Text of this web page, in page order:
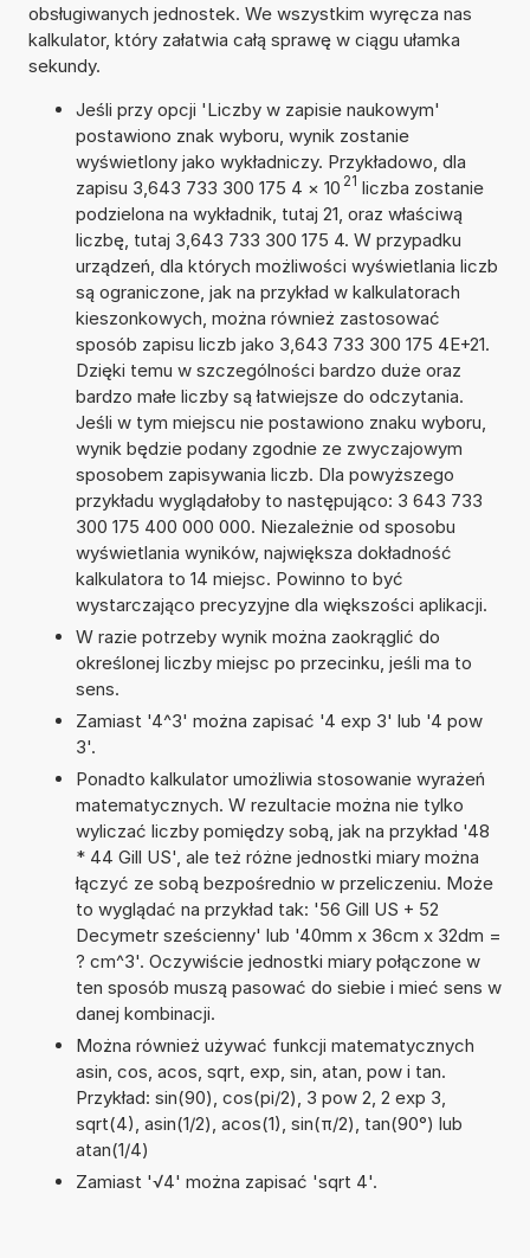
obsługiwanych jednostek. We wszystkim wyręcza nas
kalkulator, który załatwia całą sprawę w ciągu ułamka
sekundy.
Jeśli przy opcji 'Liczby w zapisie naukowym'
postawiono znak wyboru, wynik zostanie
wyświetlony jako wykładniczy. Przykładowo, dla
zapisu 3,643 733 300 175 4 × 10 21 liczba zostanie
podzielona na wykładnik, tutaj 21, oraz właściwą
liczbę, tutaj 3,643 733 300 175 4. W przypadku
urządzeń, dla których możliwości wyświetlania liczb
są ograniczone, jak na przykład w kalkulatorach
kieszonkowych, można również zastosować
sposób zapisu liczb jako 3,643 733 300 175 4E+21.
Dzięki temu w szczególności bardzo duże oraz
bardzo małe liczby są łatwiejsze do odczytania.
Jeśli w tym miejscu nie postawiono znaku wyboru,
wynik będzie podany zgodnie ze zwyczajowym
sposobem zapisywania liczb. Dla powyższego
przykładu wyglądałoby to następująco: 3 643 733
300 175 400 000 000. Niezależnie od sposobu
wyświetlania wyników, największa dokładność
kalkulatora to 14 miejsc. Powinno to być
wystarczająco precyzyjne dla większości aplikacji.
W razie potrzeby wynik można zaokrąglić do
określonej liczby miejsc po przecinku, jeśli ma to
sens.
Zamiast '4^3' można zapisać '4 exp 3' lub '4 pow
3'.
Ponadto kalkulator umożliwia stosowanie wyrażeń
matematycznych. W rezultacie można nie tylko
wyliczać liczby pomiędzy sobą, jak na przykład '48
* 44 Gill US', ale też różne jednostki miary można
łączyć ze sobą bezpośrednio w przeliczeniu. Może
to wyglądać na przykład tak: '56 Gill US + 52
Decymetr sześcienny' lub '40mm x 36cm x 32dm =
? cm^3'. Oczywiście jednostki miary połączone w
ten sposób muszą pasować do siebie i mieć sens w
danej kombinacji.
Można również używać funkcji matematycznych
asin, cos, acos, sqrt, exp, sin, atan, pow i tan.
Przykład: sin(90), cos(pi/2), 3 pow 2, 2 exp 3,
sqrt(4), asin(1/2), acos(1), sin(π/2), tan(90°) lub
atan(1/4)
Zamiast '√4' można zapisać 'sqrt 4'.